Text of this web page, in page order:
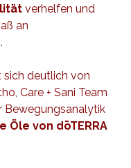
verhelfen und
an
sich deutlich von
Care + Sani Team
Bewegungsanalytik
Öle von dōTERRA